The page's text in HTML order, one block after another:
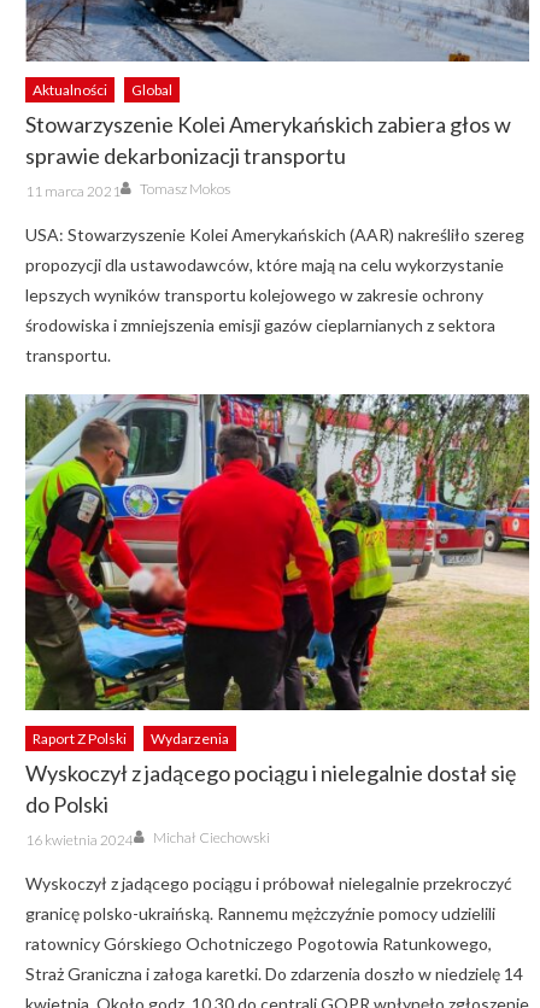
Aktualności Global
Stowarzyszenie Kolei Amerykańskich zabiera głos w
sprawie dekarbonizacji transportu
Posted
on
11 marca 2021 Author
Tomasz Mokos
USA: Stowarzyszenie Kolei Amerykańskich (AAR) nakreśliło szereg
propozycji dla ustawodawców, które mają na celu wykorzystanie
lepszych wyników transportu kolejowego w zakresie ochrony
środowiska i zmniejszenia emisji gazów cieplarnianych z sektora
transportu.
Raport Z Polski Wydarzenia
Wyskoczył z jadącego pociągu i nielegalnie dostał się
do Polski
Posted
on
16 kwietnia 2024 Author
Michał Ciechowski
Wyskoczył z jadącego pociągu i próbował nielegalnie przekroczyć
granicę polsko-ukraińską. Rannemu mężczyźnie pomocy udzielili
ratownicy Górskiego Ochotniczego Pogotowia Ratunkowego,
Straż Graniczna i załoga karetki. Do zdarzenia doszło w niedzielę 14
kwietnia. Około godz. 10.30 do centrali GOPR wpłynęło zgłoszenie